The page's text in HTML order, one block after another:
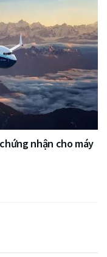
nhận cho máy